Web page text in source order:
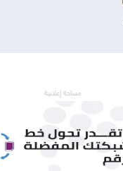
مساحة إعلانية